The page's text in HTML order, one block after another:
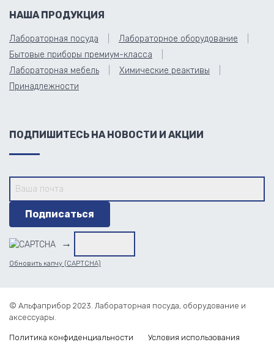
НАША ПРОДУКЦИЯ
Лабораторная посуда
Лабораторное оборудование
Бытовые приборы премиум-класса
Лабораторная мебель
Химические реактивы
Принадлежности
ПОДПИШИТЕСЬ НА НОВОСТИ И АКЦИИ
→
Обновить капчу (CAPTCHA)
© Альфаприбор 2023. Лабораторная посуда, оборудование и
аксессуары.
Политика конфиденциальности Условия использования